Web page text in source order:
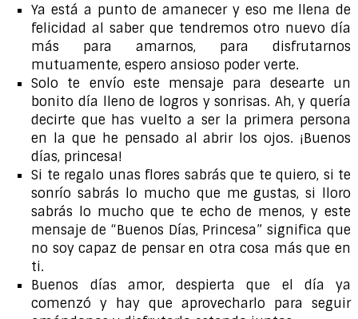
Ya está a punto de amanecer y eso me llena de
felicidad al saber que tendremos otro nuevo día
más para amarnos, para disfrutarnos
mutuamente, espero ansioso poder verte.
Solo te envío este mensaje para desearte un
bonito día lleno de logros y sonrisas. Ah, y quería
decirte que has vuelto a ser la primera persona
en la que he pensado al abrir los ojos. ¡Buenos
días, princesa!
Si te regalo unas flores sabrás que te quiero, si te
sonrío sabrás lo mucho que me gustas, si lloro
sabrás lo mucho que te echo de menos, y este
mensaje de “Buenos Días, Princesa” significa que
no soy capaz de pensar en otra cosa más que en
ti.
Buenos días amor, despierta que el día ya
comenzó y hay que aprovecharlo para seguir